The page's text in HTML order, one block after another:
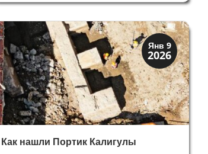
музее Вероны исламскую астролябию 11-го
один из старейших когда-либо
обнаруженных образцов...
Янв 9
2026
Археология
История
Как нашли Портик Калигулы